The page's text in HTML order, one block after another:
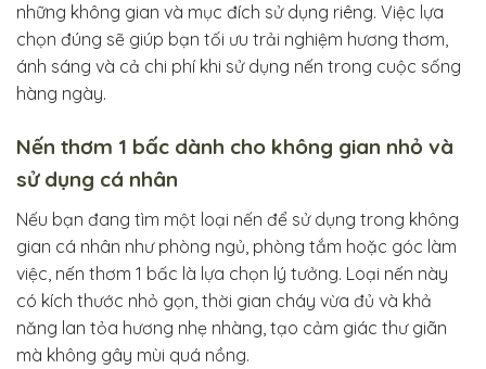
những không gian và mục đích sử dụng riêng. Việc lựa
chọn đúng sẽ giúp bạn tối ưu trải nghiệm hương thơm,
ánh sáng và cả chi phí khi sử dụng nến trong cuộc sống
hàng ngày.
Nến thơm 1 bấc dành cho không gian nhỏ và
sử dụng cá nhân
Nếu bạn đang tìm một loại nến để sử dụng trong không
gian cá nhân như phòng ngủ, phòng tắm hoặc góc làm
việc, nến thơm 1 bấc là lựa chọn lý tưởng. Loại nến này
có kích thước nhỏ gọn, thời gian cháy vừa đủ và khả
năng lan tỏa hương nhẹ nhàng, tạo cảm giác thư giãn
mà không gây mùi quá nồng.